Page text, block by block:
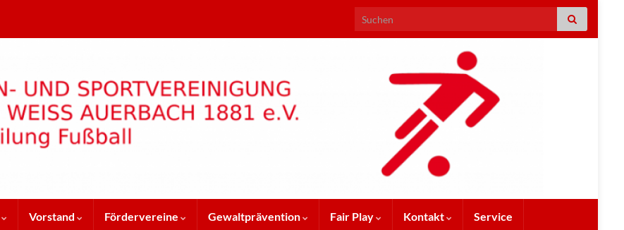
Search for:
Vorstand Fördervereine Gewaltprävention Fair Play Kontakt Service